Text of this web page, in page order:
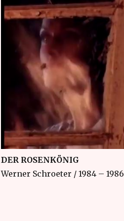
DER ROSENKÖNIG
Werner Schroeter / 1984 – 1986